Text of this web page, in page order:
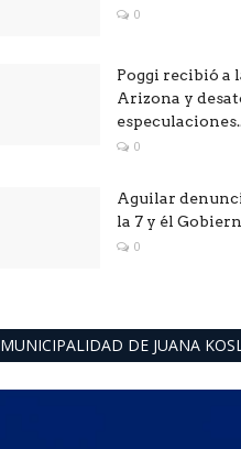
0
Poggi recibió a
Arizona y
0
Aguilar
la 7 y él
0
MUNICIPALIDAD DE JUANA